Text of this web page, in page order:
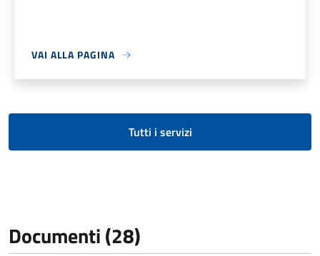
VAI ALLA PAGINA
Tutti i servizi
Documenti (28)